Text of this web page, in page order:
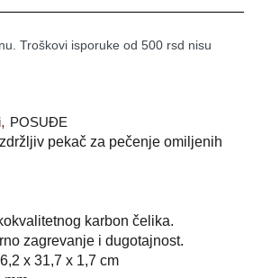
Troškovi isporuke od 500 rsd nisu
, POSUĐE
pekač za pečenje omiljenih
karbon čelika.
zagrevanje i dugotajnost.
x 31,7 x 1,7 cm